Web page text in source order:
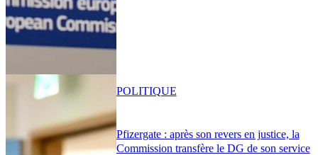
Pfizergate : après son revers en justice, la
Commission transfère le DG de son service
POLITIQUE